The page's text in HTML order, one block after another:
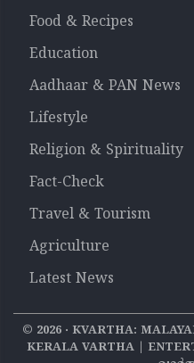
Food & Recipes
Education
Aadhaar & PAN News
Lifestyle
Religion & Spirituality
Fact-Check
Travel & Tourism
Agriculture
Latest News
© 2026‧ KVARTHA:
KERALA VARTHA |